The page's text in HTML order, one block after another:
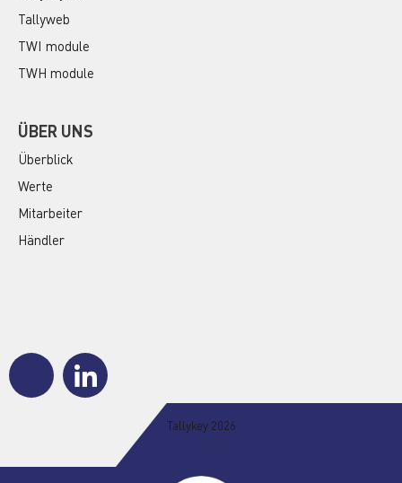
Tallyweb
TWI module
TWH module
ÜBER UNS
Überblick
Werte
Mitarbeiter
Händler
J
a
J
k
i
Tallykey 2026